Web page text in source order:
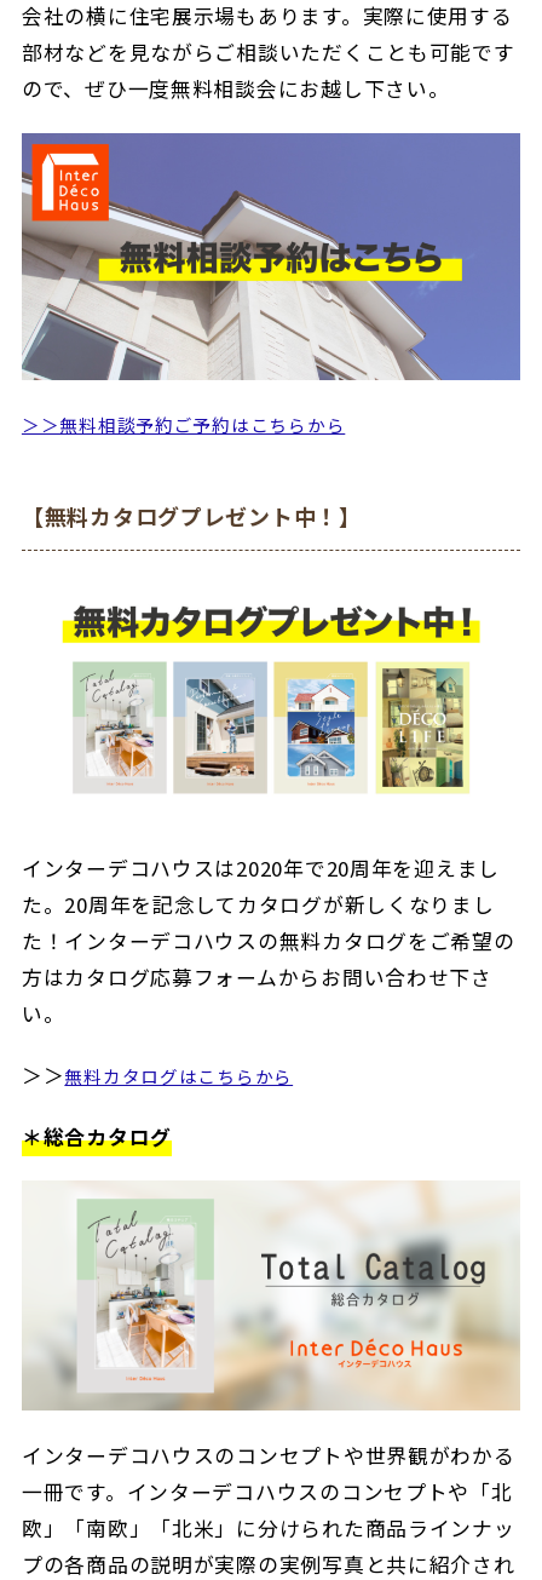
会社の横に住宅展示場もあります。実際に使用する
部材などを見ながらご相談いただくことも可能です
ので、ぜひ一度無料相談会にお越し下さい。
＞＞無料相談予約ご予約はこちらから
【無料カタログプレゼント中！】
インターデコハウスは2020年で20周年を迎えまし
た。20周年を記念してカタログが新しくなりまし
た！インターデコハウスの無料カタログをご希望の
方はカタログ応募フォームからお問い合わせ下さ
い。
＞＞無料カタログはこちらから
＊総合カタログ
インターデコハウスのコンセプトや世界観がわかる
一冊です。インターデコハウスのコンセプトや「北
欧」「南欧」「北米」に分けられた商品ラインナッ
プの各商品の説明が実際の実例写真と共に紹介され